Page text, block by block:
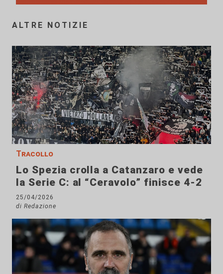
ALTRE NOTIZIE
Tracollo
Lo Spezia crolla a Catanzaro e vede
la Serie C: al “Ceravolo” finisce 4-2
25/04/2026
di Redazione